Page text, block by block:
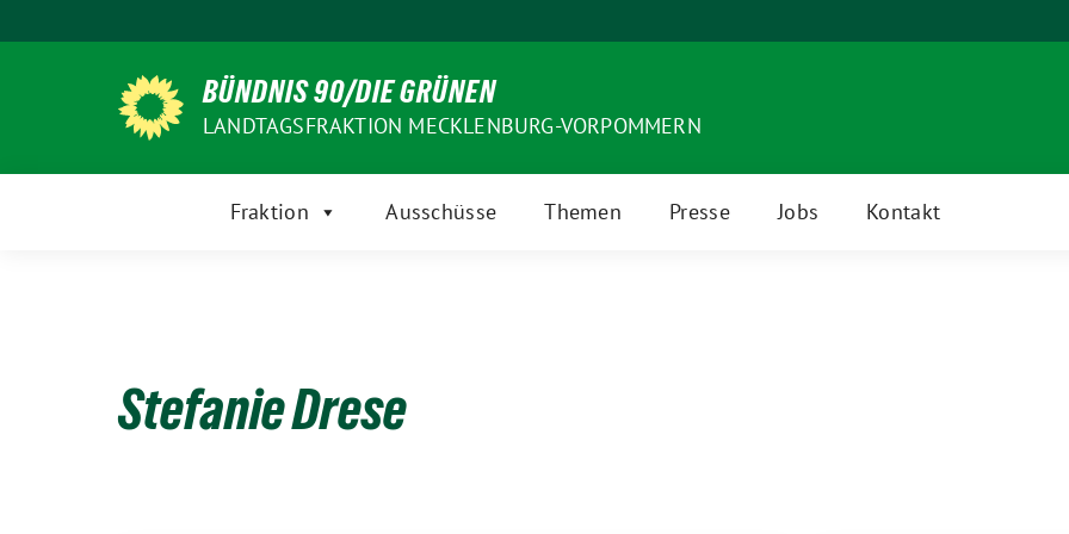
zum
BÜNDNIS 90/DIE GRÜNEN
LANDTAGSFRAKTION MECKLENBURG-VORPOMMERN
Fraktion Ausschüsse Themen Presse Jobs Kontakt
Stefanie Drese